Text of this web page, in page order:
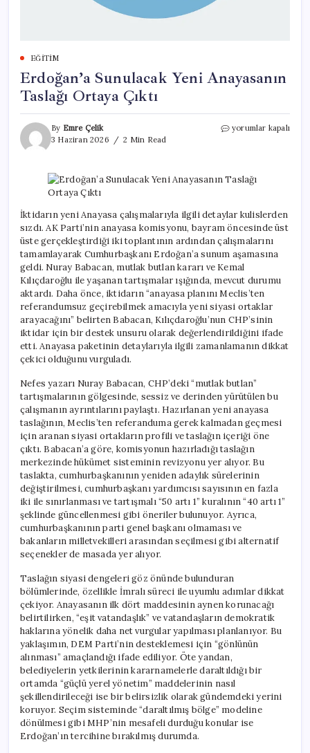
EĞITIM
Erdoğan’a Sunulacak Yeni Anayasanın
Taslağı Ortaya Çıktı
By Emre Çelik
3 Haziran 2026
2 Min Read
Erdoğan’a
Taslağı
Ortaya
için
yorumlar kapalı
İktidarın yeni Anayasa çalışmalarıyla ilgili detaylar kulislerden
sızdı. AK Parti’nin anayasa komisyonu, bayram öncesinde üst
üste gerçekleştirdiği iki toplantının ardından çalışmalarını
tamamlayarak Cumhurbaşkanı Erdoğan’a sunum aşamasına
geldi. Nuray Babacan, mutlak butlan kararı ve Kemal
Kılıçdaroğlu ile yaşanan tartışmalar ışığında, mevcut durumu
aktardı. Daha önce, iktidarın “anayasa planını Meclis’ten
referandumsuz geçirebilmek amacıyla yeni siyasi ortaklar
arayacağını” belirten Babacan, Kılıçdaroğlu’nun CHP’sinin
iktidar için bir destek unsuru olarak değerlendirildiğini ifade
etti. Anayasa paketinin detaylarıyla ilgili zamanlamanın dikkat
çekici olduğunu vurguladı.
Nefes yazarı Nuray Babacan, CHP’deki “mutlak butlan”
tartışmalarının gölgesinde, sessiz ve derinden yürütülen bu
çalışmanın ayrıntılarını paylaştı. Hazırlanan yeni anayasa
taslağının, Meclis’ten referanduma gerek kalmadan geçmesi
için aranan siyasi ortakların profili ve taslağın içeriği öne
çıktı. Babacan’a göre, komisyonun hazırladığı taslağın
merkezinde hükümet sisteminin revizyonu yer alıyor. Bu
taslakta, cumhurbaşkanının yeniden adaylık sürelerinin
değiştirilmesi, cumhurbaşkanı yardımcısı sayısının en fazla
iki ile sınırlanması ve tartışmalı “50 artı 1” kuralının “40 artı 1”
şeklinde güncellenmesi gibi öneriler bulunuyor. Ayrıca,
cumhurbaşkanının parti genel başkanı olmaması ve
bakanların milletvekilleri arasından seçilmesi gibi alternatif
seçenekler de masada yer alıyor.
Taslağın siyasi dengeleri göz önünde bulunduran
bölümlerinde, özellikle İmralı süreci ile uyumlu adımlar dikkat
çekiyor. Anayasanın ilk dört maddesinin aynen korunacağı
belirtilirken, “eşit vatandaşlık” ve vatandaşların demokratik
haklarına yönelik daha net vurgular yapılması planlanıyor. Bu
yaklaşımın, DEM Parti’nin desteklemesi için “gönlünün
alınması” amaçlandığı ifade ediliyor. Öte yandan,
belediyelerin yetkilerinin kararnamelerle daraltıldığı bir
ortamda “güçlü yerel yönetim” maddelerinin nasıl
şekillendirileceği ise bir belirsizlik olarak gündemdeki yerini
koruyor. Seçim sisteminde “daraltılmış bölge” modeline
dönülmesi gibi MHP’nin mesafeli durduğu konular ise
Erdoğan’ın tercihine bırakılmış durumda.